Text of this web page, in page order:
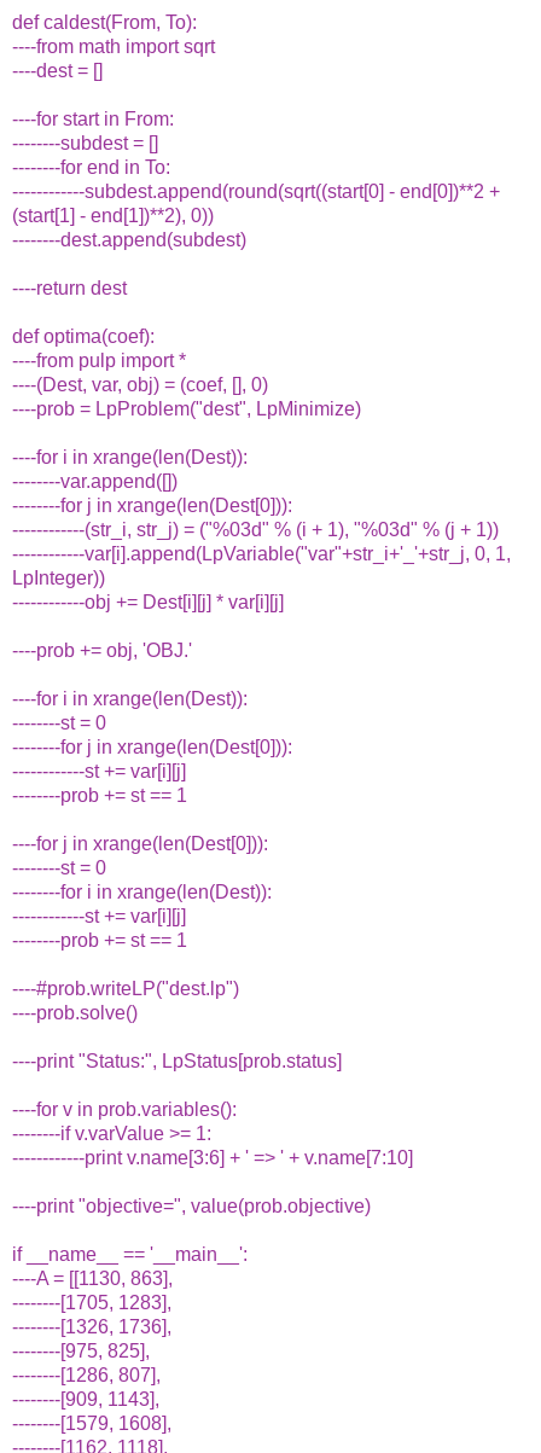
def caldest(From, To):
----from math import sqrt
----dest = []
----for start in From:
--------subdest = []
--------for end in To:
------------subdest.append(round(sqrt((start[0] - end[0])**2 +
(start[1] - end[1])**2), 0))
--------dest.append(subdest)
----return dest
def optima(coef):
----from pulp import *
----(Dest, var, obj) = (coef, [], 0)
----prob = LpProblem("dest", LpMinimize)
----for i in xrange(len(Dest)):
--------var.append([])
--------for j in xrange(len(Dest[0])):
------------(str_i, str_j) = ("%03d" % (i + 1), "%03d" % (j + 1))
------------var[i].append(LpVariable("var"+str_i+'_'+str_j, 0, 1,
LpInteger))
------------obj += Dest[i][j] * var[i][j]
----prob += obj, 'OBJ.'
----for i in xrange(len(Dest)):
--------st = 0
--------for j in xrange(len(Dest[0])):
------------st += var[i][j]
--------prob += st == 1
----for j in xrange(len(Dest[0])):
--------st = 0
--------for i in xrange(len(Dest)):
------------st += var[i][j]
--------prob += st == 1
----#prob.writeLP("dest.lp")
----prob.solve()
----print "Status:", LpStatus[prob.status]
----for v in prob.variables():
--------if v.varValue >= 1:
------------print v.name[3:6] + ' => ' + v.name[7:10]
----print "objective=", value(prob.objective)
if __name__ == '__main__':
----A = [[1130, 863],
--------[1705, 1283],
--------[1326, 1736],
--------[975, 825],
--------[1286, 807],
--------[909, 1143],
--------[1579, 1608],
--------[1162, 1118],